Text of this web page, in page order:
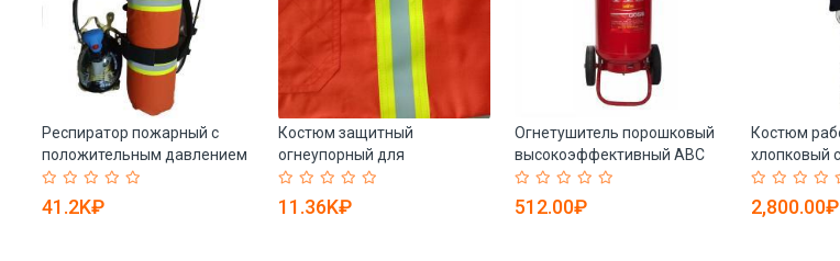
Респиратор пожарный с
положительным давлением
RHZK9 (арт. 25-5086507)
41.2K₽
Костюм защитный
огнеупорный для
экстренного спасения (арт.
25-5086501)
11.36K₽
Огнетушитель порошковый
высокоэффективный ABC
(арт. 25-5086621)
512.00₽
Костюм
хлопковый
(арт. 25-
2,800.00₽